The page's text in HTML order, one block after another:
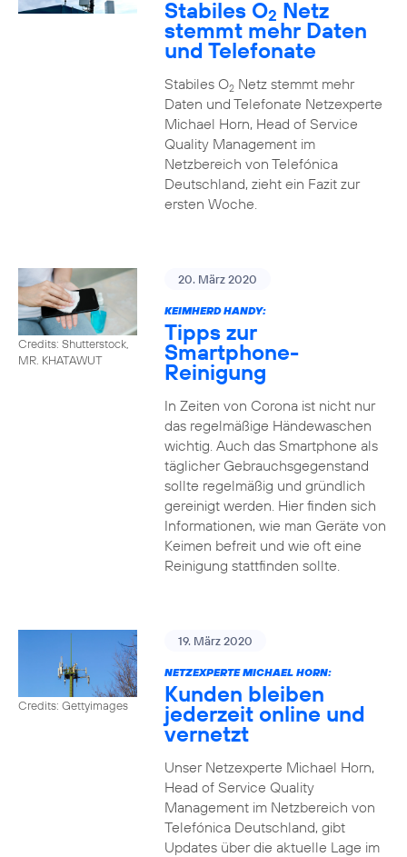
Stabiles O2 Netz
stemmt mehr Daten
und Telefonate
Stabiles O2Netz stemmt mehr
Daten und Telefonate Netzexperte
Michael Horn, Head of Service
Quality Management im
Netzbereich von Telefónica
Deutschland, zieht ein Fazit zur
ersten Woche.
Credits: Shutterstock,
MR. KHATAWUT
20. März 2020
KEIMHERD HANDY:
Tipps zur
Smartphone-
Reinigung
In Zeiten von Corona ist nicht nur
das regelmäßige Händewaschen
wichtig. Auch das Smartphone als
täglicher Gebrauchsgegenstand
sollte regelmäßig und gründlich
gereinigt werden. Hier finden sich
Informationen, wie man Geräte von
Keimen befreit und wie oft eine
Reinigung stattfinden sollte.
Credits: Gettyimages
19. März 2020
NETZEXPERTE MICHAEL HORN:
Kunden bleiben
jederzeit online und
vernetzt
Unser Netzexperte Michael Horn,
Head of Service Quality
Management im Netzbereich von
Telefónica Deutschland, gibt
Updates über die aktuelle Lage im